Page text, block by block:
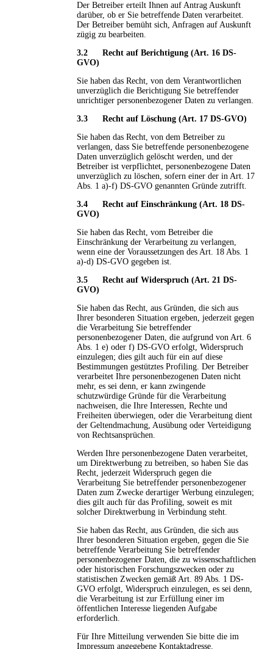
Der Betreiber erteilt Ihnen auf Antrag Auskunft
darüber, ob er Sie betreffende Daten verarbeitet.
Der Betreiber bemüht sich, Anfragen auf Auskunft
zügig zu bearbeiten.
3.2 Recht auf Berichtigung (Art. 16 DS-
GVO)
Sie haben das Recht, von dem Verantwortlichen
unverzüglich die Berichtigung Sie betreffender
unrichtiger personenbezogener Daten zu verlangen.
3.3 Recht auf Löschung (Art. 17 DS-GVO)
Sie haben das Recht, von dem Betreiber zu
verlangen, dass Sie betreffende personenbezogene
Daten unverzüglich gelöscht werden, und der
Betreiber ist verpflichtet, personenbezogene Daten
unverzüglich zu löschen, sofern einer der in Art. 17
Abs. 1 a)-f) DS-GVO genannten Gründe zutrifft.
3.4 Recht auf Einschränkung (Art. 18 DS-
GVO)
Sie haben das Recht, vom Betreiber die
Einschränkung der Verarbeitung zu verlangen,
wenn eine der Voraussetzungen des Art. 18 Abs. 1
a)-d) DS-GVO gegeben ist.
3.5 Recht auf Widerspruch (Art. 21 DS-
GVO)
Sie haben das Recht, aus Gründen, die sich aus
Ihrer besonderen Situation ergeben, jederzeit gegen
die Verarbeitung Sie betreffender
personenbezogener Daten, die aufgrund von Art. 6
Abs. 1 e) oder f) DS-GVO erfolgt, Widerspruch
einzulegen; dies gilt auch für ein auf diese
Bestimmungen gestütztes Profiling. Der Betreiber
verarbeitet Ihre personenbezogenen Daten nicht
mehr, es sei denn, er kann zwingende
schutzwürdige Gründe für die Verarbeitung
nachweisen, die Ihre Interessen, Rechte und
Freiheiten überwiegen, oder die Verarbeitung dient
der Geltendmachung, Ausübung oder Verteidigung
von Rechtsansprüchen.
Werden Ihre personenbezogene Daten verarbeitet,
um Direktwerbung zu betreiben, so haben Sie das
Recht, jederzeit Widerspruch gegen die
Verarbeitung Sie betreffender personenbezogener
Daten zum Zwecke derartiger Werbung einzulegen;
dies gilt auch für das Profiling, soweit es mit
solcher Direktwerbung in Verbindung steht.
Sie haben das Recht, aus Gründen, die sich aus
Ihrer besonderen Situation ergeben, gegen die Sie
betreffende Verarbeitung Sie betreffender
personenbezogener Daten, die zu wissenschaftlichen
oder historischen Forschungszwecken oder zu
statistischen Zwecken gemäß Art. 89 Abs. 1 DS-
GVO erfolgt, Widerspruch einzulegen, es sei denn,
die Verarbeitung ist zur Erfüllung einer im
öffentlichen Interesse liegenden Aufgabe
erforderlich.
Für Ihre Mitteilung verwenden Sie bitte die im
Impressum angegebene Kontaktadresse.